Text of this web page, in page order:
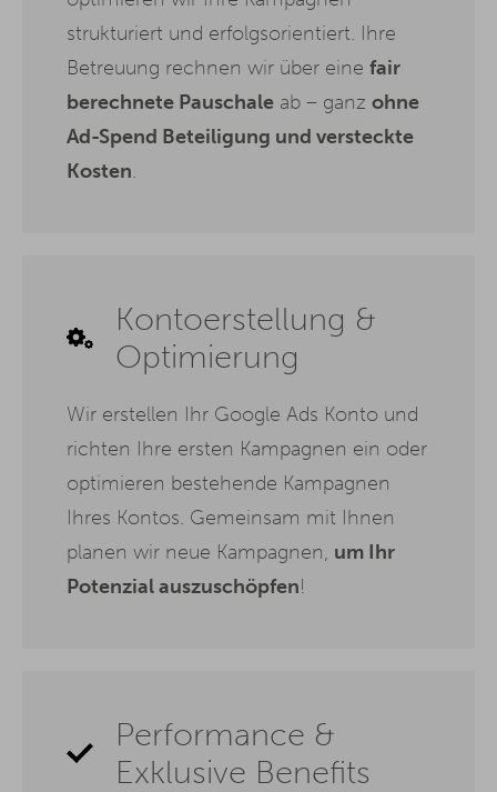
strukturiert und erfolgsorientiert. Ihre
Betreuung rechnen wir über eine fair
berechnete Pauschale ab – ganz ohne
Ad-Spend Beteiligung und versteckte
Kosten.
Kontoerstellung &
Optimierung
Wir erstellen Ihr Google Ads Konto und
richten Ihre ersten Kampagnen ein oder
optimieren bestehende Kampagnen
Ihres Kontos. Gemeinsam mit Ihnen
planen wir neue Kampagnen, um Ihr
Potenzial auszuschöpfen!
Performance &
Exklusive Benefits